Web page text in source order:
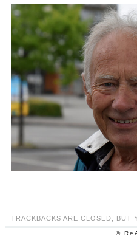
TRACKBACKS ARE CLOSED, BUT
©